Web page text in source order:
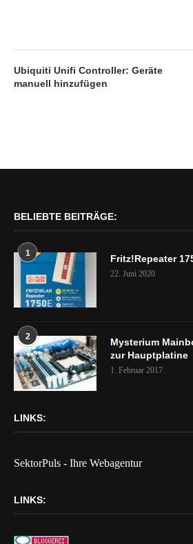
Ubiquiti Unifi Controller: Geräte
manuell hinzufügen
BELIEBTE BEITRÄGE:
1 Fritz!Repeater
22. Juni 2020
2
Mysterium
zur Hauptplatine
1. Februar 2017
LINKS:
SektorPuls - Ihre Webagentur
LINKS: